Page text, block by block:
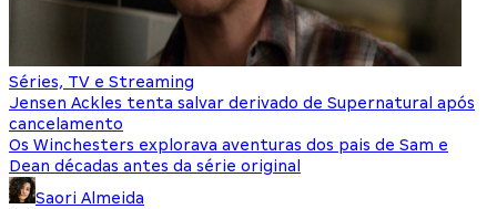
Séries, TV e Streaming
Jensen Ackles tenta salvar derivado de Supernatural após
cancelamento
Os Winchesters explorava aventuras dos pais de Sam e
Dean décadas antes da série original
Saori Almeida